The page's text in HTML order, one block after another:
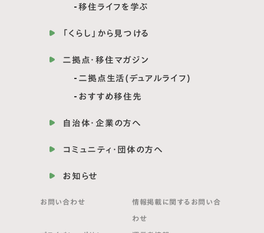
移住ライフを学ぶ
「くらし」から見つける
二拠点・移住マガジン
二拠点生活(デュアルライフ)
おすすめ移住先
自治体・企業の方へ
コミュニティ・団体の方へ
お知らせ
お問い合わせ 情報掲載に関する お問い合
わせ